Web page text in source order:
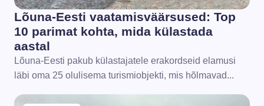
Lõuna-Eesti vaatamisväärsused: Top
10 parimat kohta, mida külastada
aastal
Lõuna-Eesti pakub külastajatele erakordseid elamusi
läbi oma 25 olulisema turismiobjekti, mis hõlmavad...